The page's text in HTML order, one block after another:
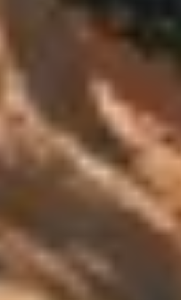
Benötigst du
Unsere Experten